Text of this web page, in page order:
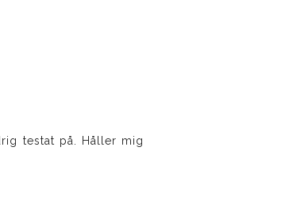
testat på. Håller mig